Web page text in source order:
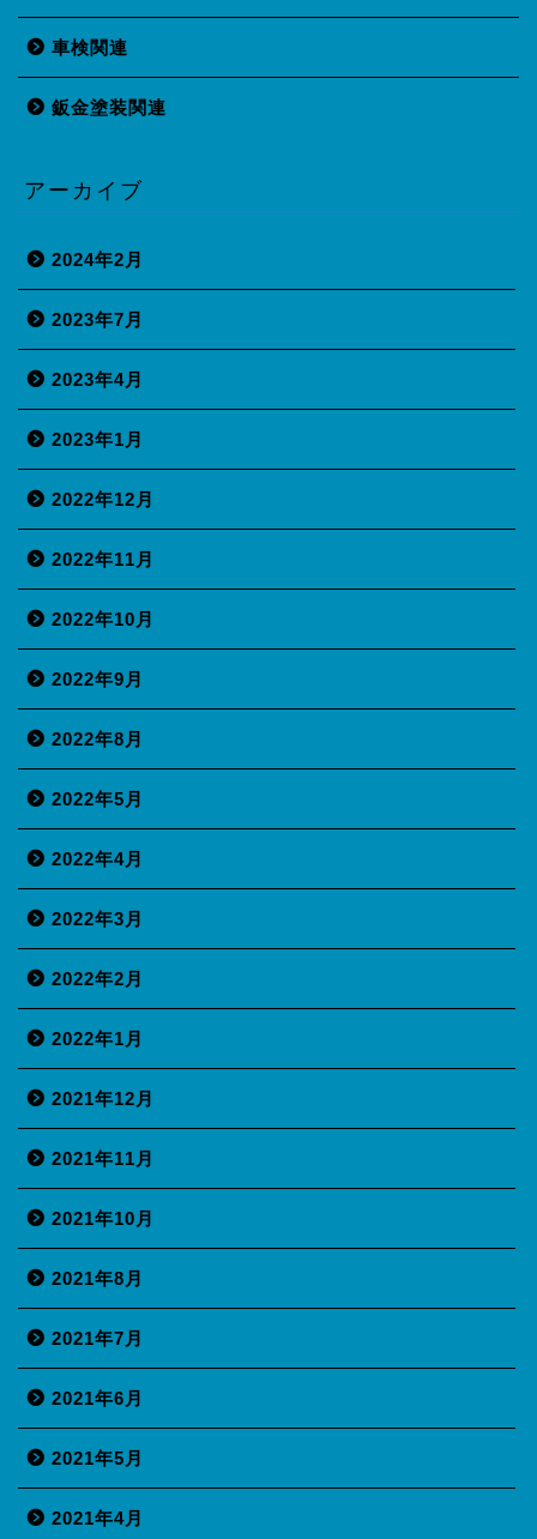
車検関連
鈑金塗装関連
アーカイブ
2024年2月
2023年7月
2023年4月
2023年1月
2022年12月
2022年11月
2022年10月
2022年9月
2022年8月
2022年5月
2022年4月
2022年3月
2022年2月
2022年1月
2021年12月
2021年11月
2021年10月
2021年8月
2021年7月
2021年6月
2021年5月
2021年4月